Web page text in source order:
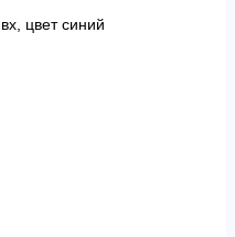
цвет синий